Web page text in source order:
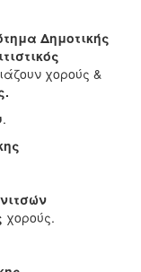
Δημοτικής
χορούς &
.
χορούς.